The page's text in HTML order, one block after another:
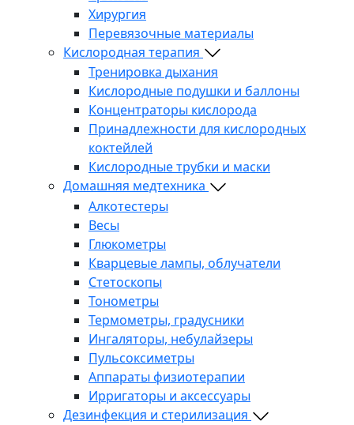
Хирургия
Перевязочные материалы
Кислородная терапия
Тренировка дыхания
Кислородные подушки и баллоны
Концентраторы кислорода
Принадлежности для кислородных
коктейлей
Кислородные трубки и маски
Домашняя медтехника
Алкотестеры
Весы
Глюкометры
Кварцевые лампы, облучатели
Стетоскопы
Тонометры
Термометры, градусники
Ингаляторы, небулайзеры
Пульсоксиметры
Аппараты физиотерапии
Ирригаторы и аксессуары
Дезинфекция и стерилизация